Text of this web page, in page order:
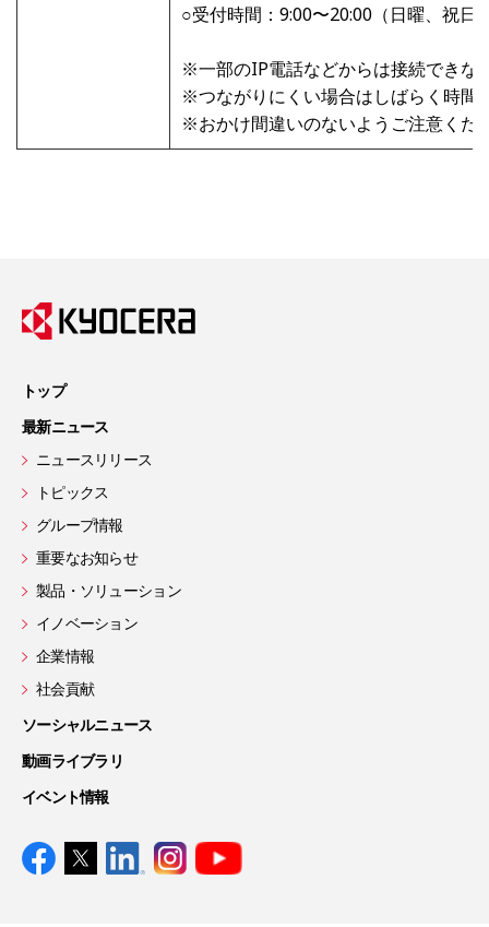
○受付時間：9:00〜20:00（日曜、祝日
※一部のIP電話などからは接続できな
※つながりにくい場合はしばらく時間
※おかけ間違いのないようご注意くだ
トップ
最新ニュース
ニュースリリース
トピックス
グループ情報
重要なお知らせ
製品・ソリューション
イノベーション
企業情報
社会貢献
ソーシャルニュース
動画ライブラリ
イベント情報